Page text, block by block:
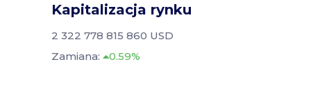
Kapitalizacja rynku
2 322 778 815 860 USD
Zamiana:
0.59%